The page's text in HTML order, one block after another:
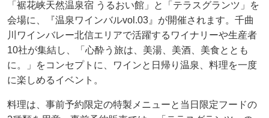
「裾花峡天然温泉宿 うるおい館」と「テラスグランツ」を
会場に、『温泉ワインバルvol.03』が開催されます。千曲
川ワインバレー北信エリアで活躍するワイナリーや生産者
10社が集結し、「心酔う旅は、美湯、美酒、美食ととも
に。」をコンセプトに、ワインと日帰り温泉、料理を一度
に楽しめるイベント。
料理は、事前予約限定の特製メニューと当日限定フードの